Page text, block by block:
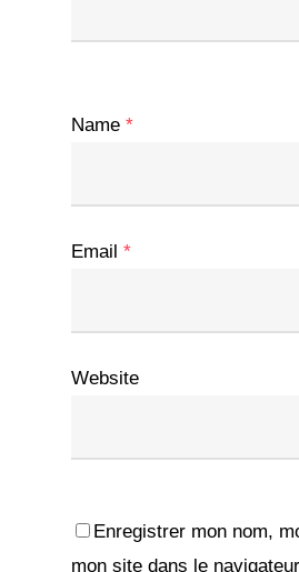
Name *
Email *
Website
Enregistrer mon nom,
mon site dans le